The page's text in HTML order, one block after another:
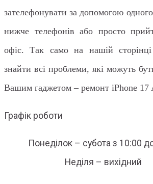
зателефонувати за допомогою
нижче телефонів або просто
офіс. Так само на нашій
знайти всі проблеми, які можуть
Вашим гаджетом – ремонт iPhone 17
Графік роботи
Понеділок – субота з 10:00
Неділя – вихідний